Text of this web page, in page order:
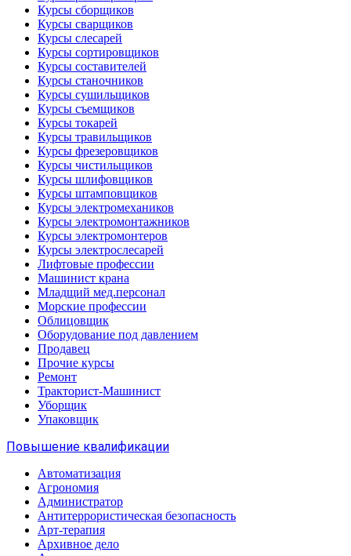
Курсы сборщиков
Курсы сварщиков
Курсы слесарей
Курсы сортировщиков
Курсы составителей
Курсы станочников
Курсы сушильщиков
Курсы съемщиков
Курсы токарей
Курсы травильщиков
Курсы фрезеровщиков
Курсы чистильщиков
Курсы шлифовщиков
Курсы штамповщиков
Курсы электромехаников
Курсы электромонтажников
Курсы электромонтеров
Курсы электрослесарей
Лифтовые профессии
Машинист крана
Младщий мед.персонал
Морские профессии
Облицовщик
Оборудование под давлением
Продавец
Прочие курсы
Ремонт
Тракторист-Машинист
Уборщик
Упаковщик
Повышение квалификации
Автоматизация
Агрономия
Администратор
Антитеррористическая безопасность
Арт-терапия
Архивное дело